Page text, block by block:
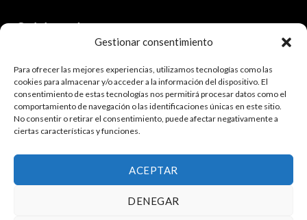
Gestionar consentimiento
Para ofrecer las mejores experiencias, utilizamos tecnologías como las
cookies para almacenar y/o acceder a la información del dispositivo. El
consentimiento de estas tecnologías nos permitirá procesar datos como el
comportamiento de navegación o las identificaciones únicas en este sitio.
No consentir o retirar el consentimiento, puede afectar negativamente a
ciertas características y funciones.
ACEPTAR
DENEGAR
Colaborador:
¿Quieres trabajar con nosotros?